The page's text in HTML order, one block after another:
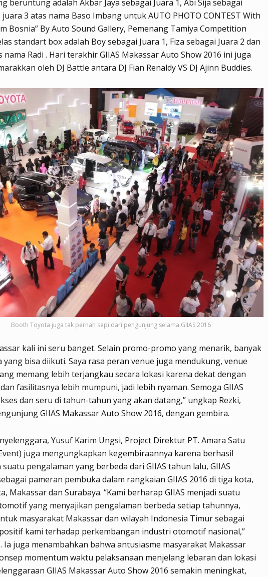
beruntung adalah Akbar Jaya sebagai Juara 1, Abi Sija sebagai
juara 3 atas nama Baso Imbang untuk AUTO PHOTO CONTEST With
Bosnia” By Auto Sound Gallery, Pemenang Tamiya Competition
standart box adalah Boy sebagai Juara 1, Fiza sebagai Juara 2 dan
nama Radi . Hari terakhir GIIAS Makassar Auto Show 2016 ini juga
oleh DJ Battle antara DJ Fian Renaldy VS DJ Ajinn Buddies.
Booth Toyota juga tak pernah sepi dari pengunjung selama GIIAS 2016
kali ini seru banget. Selain promo-promo yang menarik, banyak
yang bisa diikuti. Saya rasa peran venue juga mendukung, venue
memang lebih terjangkau secara lokasi karena dekat dengan
fasilitasnya lebih mumpuni, jadi lebih nyaman. Semoga GIIAS
dan seru di tahun-tahun yang akan datang,” ungkap Rezki,
GIIAS Makassar Auto Show 2016, dengan gembira.
Yusuf Karim Ungsi, Project Direktur PT. Amara Satu
juga mengungkapkan kegembiraannya karena berhasil
pengalaman yang berbeda dari GIIAS tahun lalu, GIIAS
pameran pembuka dalam rangkaian GIIAS 2016 di tiga kota,
Makassar dan Surabaya. “Kami berharap GIIAS menjadi suatu
yang menyajikan pengalaman berbeda setiap tahunnya,
masyarakat Makassar dan wilayah Indonesia Timur sebagai
kami terhadap perkembangan industri otomotif nasional,”
Ia juga menambahkan bahwa antusiasme masyarakat Makassar
momentum waktu pelaksanaan menjelang lebaran dan lokasi
GIIAS Makassar Auto Show 2016 semakin meningkat,